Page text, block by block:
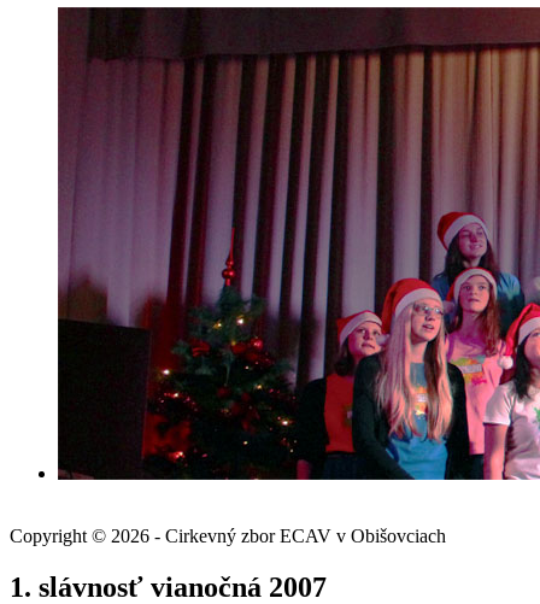
Copyright © 2026 - Cirkevný zbor ECAV v Obišovciach
1. slávnosť vianočná 2007